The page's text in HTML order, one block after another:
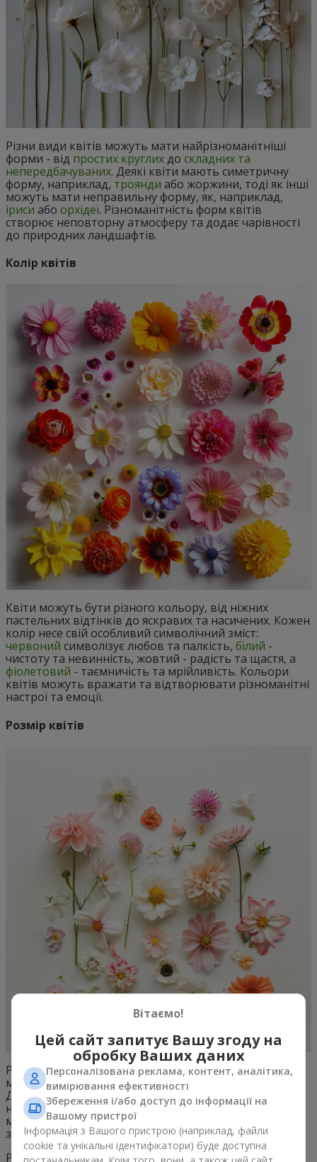
Різни види квітів можуть мати найрізноманітніші
форми - від простих круглихдо складних та
непередбачуваних. Деякі квіти мають симетричну
форму, наприклад, троянди або жоржини, тоді як інші
можуть мати неправильну форму, як, наприклад,
іриси або орхідеї. Різноманітність форм квітів
створює неповторну атмосферу та додає чарівності
до природних ландшафтів.
Колір квітів
Квіти можуть бути різного кольору, від ніжних
пастельних відтінків до яскравих та насичених. Кожен
колір несе свій особливий символічний зміст:
червоний символізує любов та палкість, білий -
чистоту та невинність, жовтий - радість та щастя, а
фіолетовий - таємничість та мрійливість. Кольори
квітів можуть вражати та відтворювати різноманітні
настрої та емоції.
Розмір квітів
Розмір квітів може коливатися від дрібних
мініатюрних квіток до величезних та вражаючих.
Дрібні квіти, такі як мальви, можуть бути невеликі та
ніжні, тоді як інші, як, наприклад, гібіскуси абопівонії
можуть мати великі та пишні квітки, що викликають
захоплення та захват.
Різноманіття квітів за їхньою формою, кольором та
Вітаємо!
Цей сайт запитує Вашу згоду на
обробку Ваших даних
Персоналізована реклама, контент, аналітика,
вимірювання ефективності
Збереження і/або доступ до інформації на
Вашому пристрої
Інформація з Вашого пристрою (наприклад, файли
cookie та унікальні ідентифікатори) буде доступна